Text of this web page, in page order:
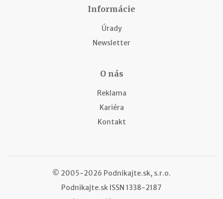
Informácie
Úrady
Newsletter
O nás
Reklama
Kariéra
Kontakt
© 2005-2026 Podnikajte.sk, s.r.o.
Podnikajte.sk ISSN 1338-2187